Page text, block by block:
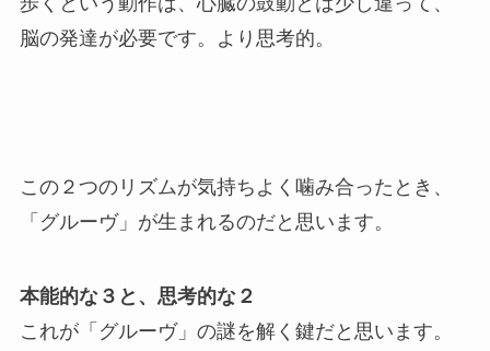
脳の発達が必要です。より思考的。
この２つのリズムが気持ちよく噛み合ったとき、
「グルーヴ」が生まれるのだと思います。
本能的な３と、思考的な２
これが「グルーヴ」の謎を解く鍵だと思います。